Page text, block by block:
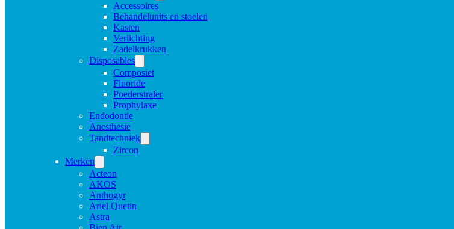
Accessoires
Behandelunits en stoelen
Kasten
Verlichting
Zadelkrukken
Disposables
Composiet
Fluoride
Poederstraler
Prophylaxe
Endodontie
Anesthesie
Tandtechniek
Zircon
Merken
Acteon
AKOS
Anthogyr
Ariel Quetin
Astra